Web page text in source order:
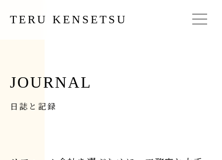
TERU KENSETSU
JOURNAL
日誌と記録